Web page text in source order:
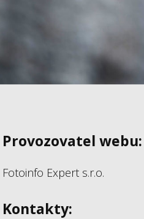
Provozovatel webu:
Fotoinfo Expert s.r.o.
Kontakty: